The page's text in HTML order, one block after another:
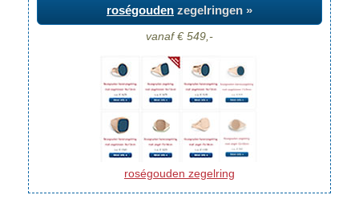
roségouden zegelringen »
vanaf € 549,-
roségouden zegelring